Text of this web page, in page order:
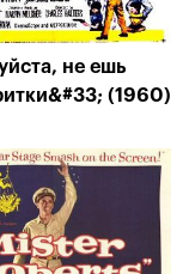
не ешь
(1960)